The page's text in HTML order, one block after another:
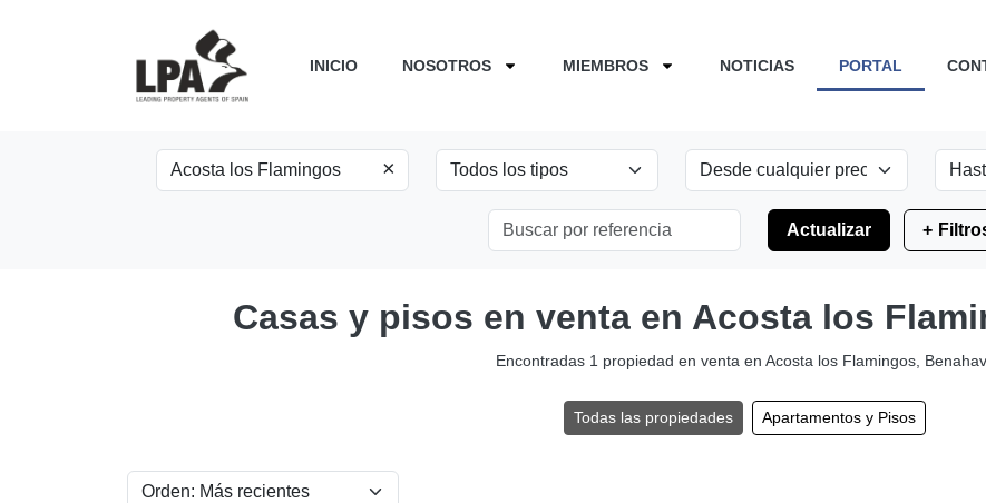
INICIO NOSOTROS MIEMBROS NOTICIAS PORTAL
×
Actualizar
Casas y pisos en venta en Acosta los
Encontradas 1 propiedad en venta en Acosta los Flamingos,
Todas las propiedades Apartamentos y Pisos